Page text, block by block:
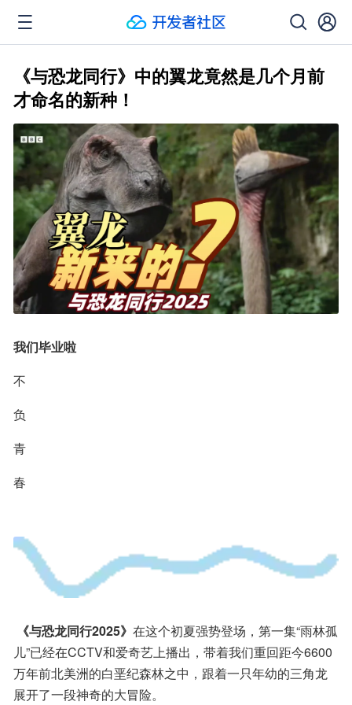
《与恐龙同行》中的翼龙竟然是几个月前
才命名的新种！
我们毕业啦
不
负
青
春
《与恐龙同行2025》 在这个初夏强势登场，第一集“雨林孤
儿”已经在CCTV和爱奇艺上播出，带着我们重回距今6600
万年前北美洲的白垩纪森林之中，跟着一只年幼的三角龙
展开了一段神奇的大冒险。